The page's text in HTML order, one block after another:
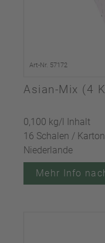
Art-Nr. 57172
Asian-Mix (4
0,100 kg/l Inhalt
16 Schalen / Karton
Niederlande
Mehr Info